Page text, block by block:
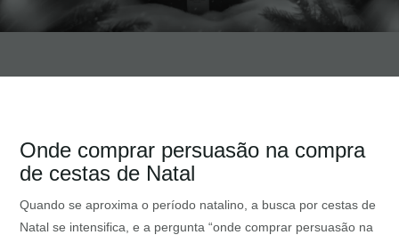
Onde comprar persuasão na compra
de cestas de Natal
Quando se aproxima o período natalino, a busca por cestas de
Natal se intensifica, e a pergunta “onde comprar persuasão na